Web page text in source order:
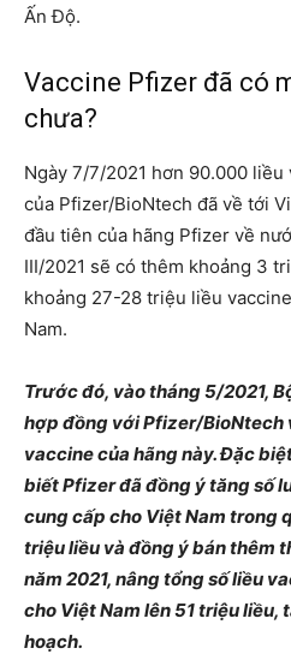
Ấn Độ.
Vaccine Pfizer đã có
chưa?
Ngày 7/7/2021 hơn 90.000 liều
của Pfizer/BioNtech đã về tới
đầu tiên của hãng Pfizer về
III/2021 sẽ có thêm khoảng 3
khoảng 27-28 triệu liều
Nam.
Trước đó, vào tháng 5/2021,
hợp đồng với Pfizer/BioNtech
vaccine của hãng này. Đặc
biết Pfizer đã đồng ý tăng số
cung cấp cho Việt Nam trong
triệu liều và đồng ý bán thêm
năm 2021, nâng tổng số liều
cho Việt Nam lên 51 triệu liều,
hoạch.